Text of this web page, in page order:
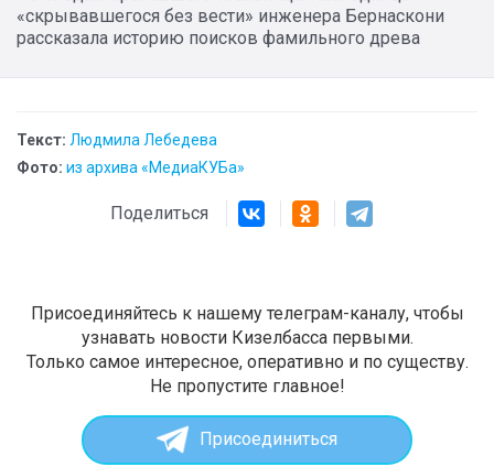
«скрывавшегося без вести» инженера Бернаскони
рассказала историю поисков фамильного древа
Текст: Людмила Лебедева
Фото: из архива «МедиаКУБа»
Поделиться
Присоединяйтесь к нашему телеграм-каналу, чтобы
узнавать новости Кизелбасса первыми.
Только самое интересное, оперативно и по существу.
Не пропустите главное!
Присоединиться